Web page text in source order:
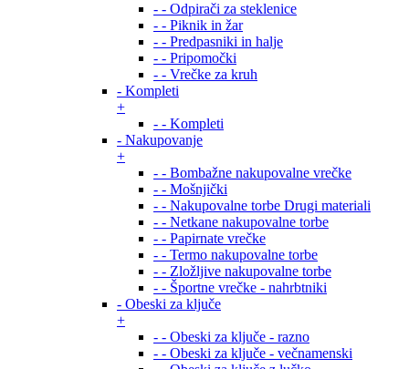
- - Odpirači za steklenice
- - Piknik in žar
- - Predpasniki in halje
- - Pripomočki
- - Vrečke za kruh
- Kompleti
+
- - Kompleti
- Nakupovanje
+
- - Bombažne nakupovalne vrečke
- - Mošnjički
- - Nakupovalne torbe Drugi materiali
- - Netkane nakupovalne torbe
- - Papirnate vrečke
- - Termo nakupovalne torbe
- - Zložljive nakupovalne torbe
- - Športne vrečke - nahrbtniki
- Obeski za ključe
+
- - Obeski za ključe - razno
- - Obeski za ključe - večnamenski